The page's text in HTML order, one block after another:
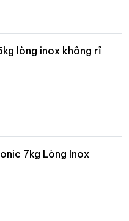
lòng inox không rỉ
7kg Lòng Inox